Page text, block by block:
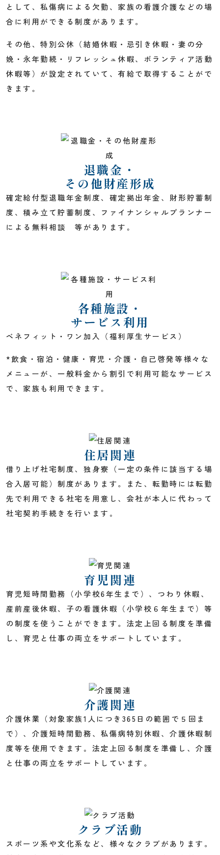
として、私傷病による欠勤、家族の看護介護などの場
合に利用ができる制度があります。
その他、特別公休（結婚休暇・忌引き休暇・妻の分
娩・永年勤続・リフレッシュ休暇、ボランティア活動
休暇等）が設定されていて、有給で取得することがで
きます。
退職金・
その他財産形成
確定給付型退職年金制度、確定拠出年金、財形貯蓄制
度、積み立て貯蓄制度、ファイナンシャルプランナー
による無料相談 等があります。
各種施設・
サービス利用
ベネフィット・ワン加入（福利厚生サービス）
*飲食・宿泊・健康・育児・介護・自己啓発等様々な
メニューが、一般料金から割引で利用可能なサービス
で、家族も利用できます。
住居関連
借り上げ社宅制度、独身寮（一定の条件に該当する場
合入居可能）制度があります。また、転勤時には転勤
先で利用できる社宅を用意し、会社が本人に代わって
社宅契約手続きを行います。
育児関連
育児短時間勤務（小学校6年生まで）、つわり休暇、
産前産後休暇、子の看護休暇（小学校６年生まで）等
の制度を使うことができます。法定上回る制度を準備
し、育児と仕事の両立をサポートしています。
介護関連
介護休業（対象家族1人につき365日の範囲で５回ま
で）、介護短時間勤務、私傷病特別休暇、介護休暇制
度等を使用できます。法定上回る制度を準備し、介護
と仕事の両立をサポートしています。
クラブ活動
スポーツ系や文化系など、様々なクラブがあります。